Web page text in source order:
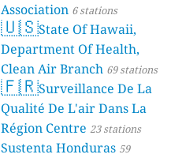
Association 6 stations
🇺🇸State Of Hawaii,
Department Of Health,
Clean Air Branch 69 stations
🇫🇷Surveillance De La
Qualité De L'air Dans La
Région Centre 23 stations
Sustenta Honduras 59